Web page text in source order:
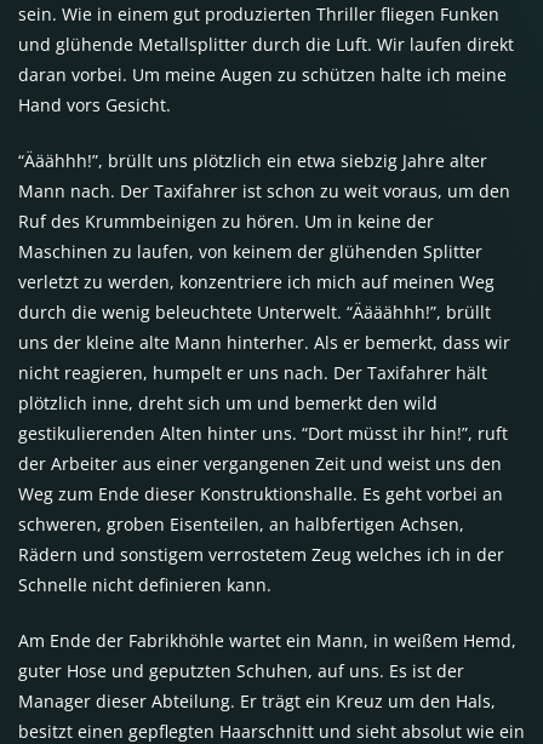
sein. Wie in einem gut produzierten Thriller fliegen Funken
und glühende Metallsplitter durch die Luft. Wir laufen direkt
daran vorbei. Um meine Augen zu schützen halte ich meine
Hand vors Gesicht.
“Ääähhh!”, brüllt uns plötzlich ein etwa siebzig Jahre alter
Mann nach. Der Taxifahrer ist schon zu weit voraus, um den
Ruf des Krummbeinigen zu hören. Um in keine der
Maschinen zu laufen, von keinem der glühenden Splitter
verletzt zu werden, konzentriere ich mich auf meinen Weg
durch die wenig beleuchtete Unterwelt. “Äääähhh!”, brüllt
uns der kleine alte Mann hinterher. Als er bemerkt, dass wir
nicht reagieren, humpelt er uns nach. Der Taxifahrer hält
plötzlich inne, dreht sich um und bemerkt den wild
gestikulierenden Alten hinter uns. “Dort müsst ihr hin!”, ruft
der Arbeiter aus einer vergangenen Zeit und weist uns den
Weg zum Ende dieser Konstruktionshalle. Es geht vorbei an
schweren, groben Eisenteilen, an halbfertigen Achsen,
Rädern und sonstigem verrostetem Zeug welches ich in der
Schnelle nicht definieren kann.
Am Ende der Fabrikhöhle wartet ein Mann, in weißem Hemd,
guter Hose und geputzten Schuhen, auf uns. Es ist der
Manager dieser Abteilung. Er trägt ein Kreuz um den Hals,
besitzt einen gepflegten Haarschnitt und sieht absolut wie ein